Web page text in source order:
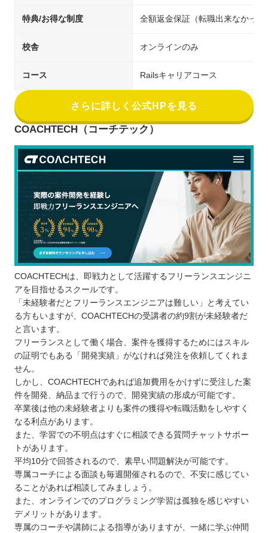
特典/お得な制度 全額返金保証（転職出来なかっ
校舎 オンラインのみ
コース Railsキャリアコース
さらに詳しく公式HPを見る
COACHTECH（コーチテック）
COACHTECHは、即戦力として活躍するフリーランスエンジニ
アを目指せるスクールです。
「未経験者だとフリーランスエンジニアは難しい」と考えてい
る方もいますが、COACHTECHの受講者の約9割が未経験者だ
と言います。
フリーランスとして働く場合、案件を獲得するためにはスキル
の証明でもある「開発実績」がなければ発注を依頼してくれま
せん。
しかし、COACHTECHであれば追加費用をかけずに受注した案
件を開発、納品まで行うので、開発実績の形成が可能です。
卒業後は他の未経験者よりも案件の獲得や転職活動をしやすく
なる利点があります。
また、学習での不明点はすぐに相談できる質問チャットサポー
トがあります。
平均10分で回答されるので、素早い問題解決が可能です。
専属コーチによる面談も毎週開催されるので、不安に感じてい
ることがあれば相談してみましょう。
また、オンラインでのプログラミング学習は孤独を感じやすい
デメリットがあります。
専属のコーチや講師による指導がありますが、一緒に学ぶ仲間